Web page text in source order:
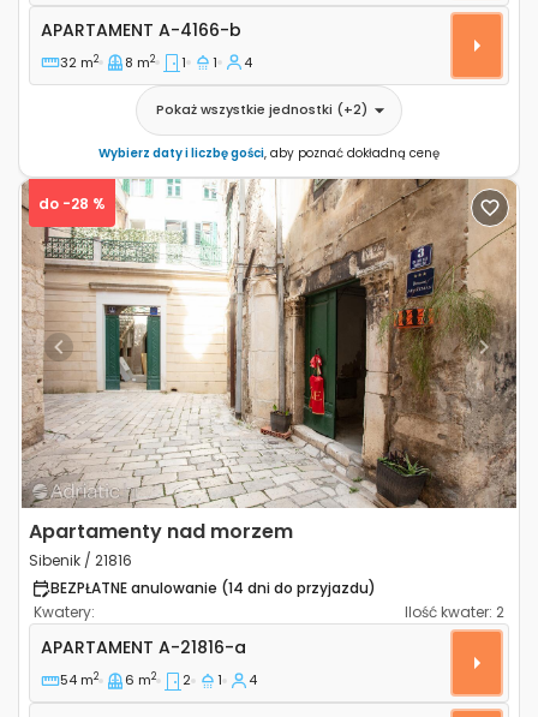
Apartament A-4166-b
APARTAMENT A-4166-b
32 m2 8 m2 1 1 4
Pokaż wszystkie jednostki (+2)
Wybierz daty i liczbę gości, aby poznać dokładną cenę
Previous Next
do -28 %
Apartamenty nad morzem
Sibenik / 21816
BEZPŁATNE anulowanie (14 dni do przyjazdu)
Kwatery:
Ilość kwater: 2
Dwupokojowy apartament Sibenik A-21816-a
APARTAMENT A-21816-a
54 m2 6 m2 2 1 4